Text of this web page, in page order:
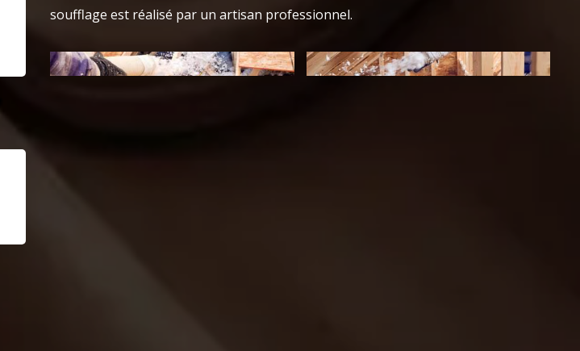
soufflage est réalisé par un artisan professionnel.